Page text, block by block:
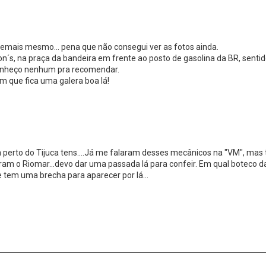
mesmo... pena que não consegui ver as fotos ainda.
na praça da bandeira em frente ao posto de gasolina da BR,
nenhum pra recomendar.
que fica uma galera boa lá!
do Tijuca tens....Já me falaram desses mecânicos na "VM", mas
o Riomar...devo dar uma passada lá para confeir. Em qual boteco
uma brecha para aparecer por lá...